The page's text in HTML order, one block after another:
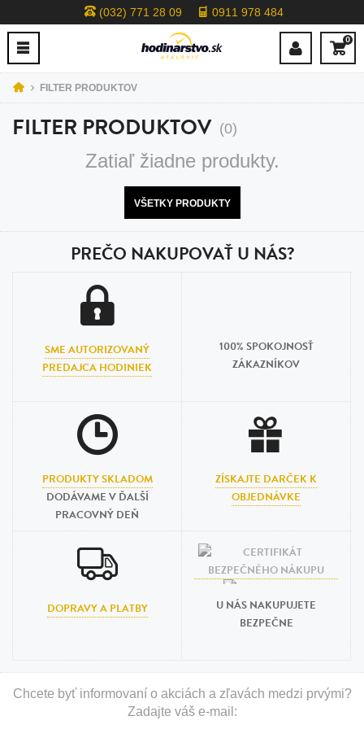
(032) 771 28 09 0911 978 484
0
FILTER PRODUKTOV
FILTER PRODUKTOV (0)
Zatiaľ žiadne produkty.
VŠETKY PRODUKTY
PREČO NAKUPOVAŤ U NÁS?
SME AUTORIZOVANÝ
PREDAJCA HODINIEK
100% SPOKOJNOSŤ
ZÁKAZNÍKOV
PRODUKTY SKLADOM
DODÁVAME V ĎALŠÍ
PRACOVNÝ DEŇ
ZÍSKAJTE DARČEK K
OBJEDNÁVKE
DOPRAVY A PLATBY
U NÁS NAKUPUJETE
BEZPEČNE
Chcete byť informovaní o akciách a zľavách medzi prvými?
Zadajte váš e-mail: